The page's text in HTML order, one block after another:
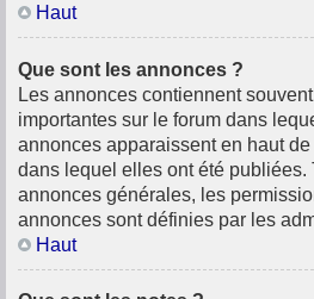
Haut
Que sont les annonces ?
Les annonces contiennent
importantes sur le forum dans
annonces apparaissent en haut
dans lequel elles ont été publiées.
annonces générales, les
annonces sont définies par les
Haut